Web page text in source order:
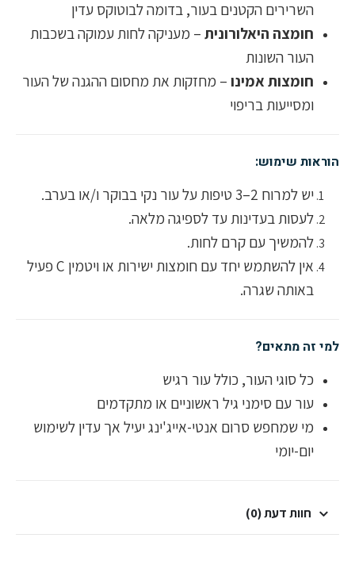
השרירים הקטנים בעור, בדומה לבוטוקס עדין
חומצה היאלורונית– מעניקה לחות עמוקה בשכבות
העור השונות
חומצות אמינו– מחזקות את מחסום ההגנה של העור
ומסייעות בריפוי
הוראות שימוש:
יש למרוח 2–3 טיפות על עור נקי בבוקר ו/או בערב.
לעסות בעדינות עד לספיגה מלאה.
להמשיך עם קרם לחות.
אין להשתמש יחד עם חומצות ישירות או ויטמין C פעיל
באותה שגרה.
למי זה מתאים?
כל סוגי העור, כולל עור רגיש
עור עם סימני גיל ראשוניים או מתקדמים
מי שמחפש סרום אנטי-אייג'ינג יעיל אך עדין לשימוש
יום-יומי
חוות דעת (0)